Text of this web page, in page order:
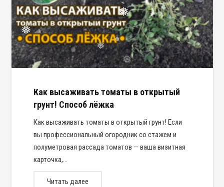
❅
❅
❅
❅
❅
Как высаживать томаты в открытый
грунт! Способ лёжка
Как высаживать томаты в открытый грунт! Если
вы профессиональный огородник со стажем и
полуметровая рассада томатов — ваша визитная
карточка,…
Читать далее